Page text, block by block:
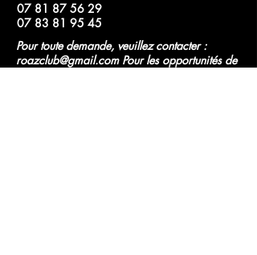
07 81 87 56 29
07 83 81 95 45
Pour toute demande, veuillez contacter :
roazclub@gmail.comPour les opportunités de